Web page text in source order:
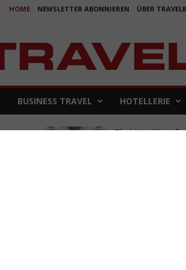
HOME NEWSLETTER ABONNIEREN ÜBER
BUSINESS TRAVEL HOTELLERIE
Thai: Von Wien